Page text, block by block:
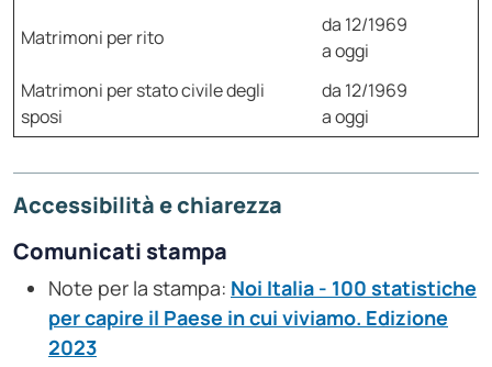
Matrimoni per rito
da 12/1969
a oggi
Matrimoni per stato civile degli
sposi
da 12/1969
a oggi
Accessibilità e chiarezza
Comunicati stampa
Note per la stampa: Noi Italia - 100 statistiche
per capire il Paese in cui viviamo. Edizione
2023